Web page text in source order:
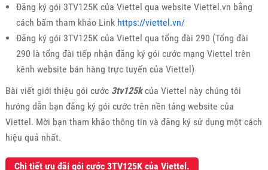
Đăng ký gói 3TV125K của Viettel qua website Viettel.vn bằng
cách bấm tham khảo Link https://viettel.vn/
Đăng ký gói 3TV125K của Viettel qua tổng đài 290 (Tổng đài
290 là tổng đài tiếp nhận đăng ký gói cước mạng Viettel trên
kênh website bán hàng trực tuyến của Viettel)
Bài viết giới thiệu gói cước 3tv125kcủa Viettel này chúng tôi
hướng dẫn bạn đăng ký gói cước trên nền tảng website của
Viettel. Mời bạn tham khảo thông tin và đăng ký sử dụng một cách
hiệu quả nhất.
Chi tiết ưu đãi gói cước 3TV125K của Viettel.